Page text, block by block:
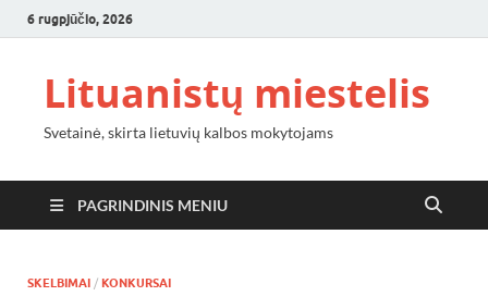
6 rugpjūčio, 2026
Lituanistų miestelis
Svetainė, skirta lietuvių kalbos mokytojams
PAGRINDINIS MENIU
SKELBIMAI / KONKURSAI